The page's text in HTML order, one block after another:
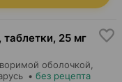
, 25 мг
оболочкой,
• без рецепта